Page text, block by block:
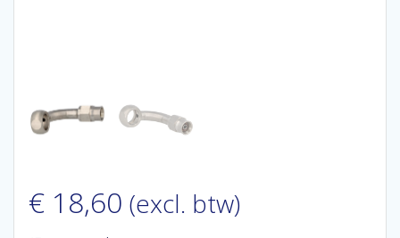
€ 18,60 (excl. btw)